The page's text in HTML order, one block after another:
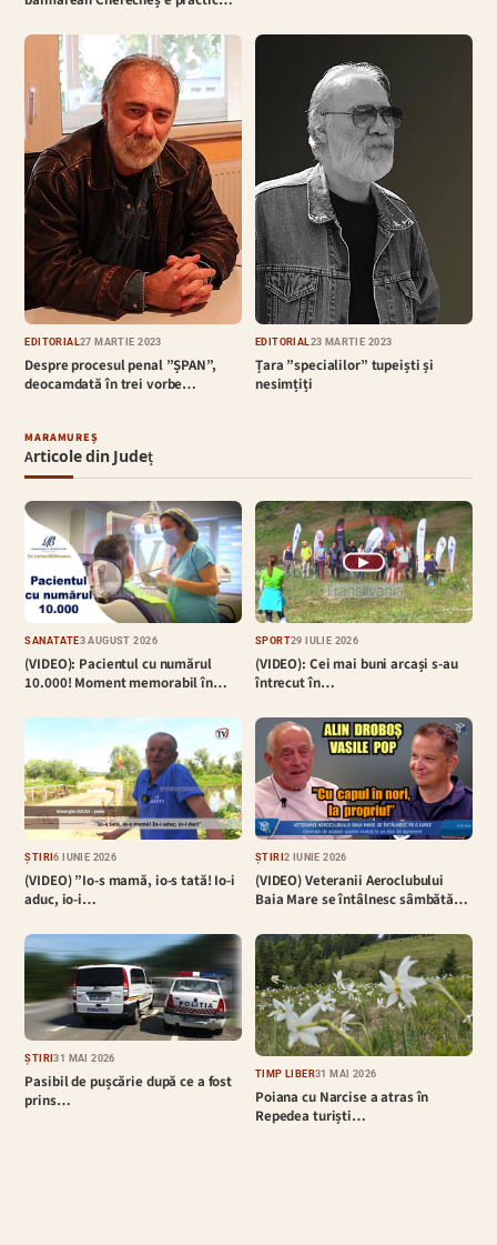
EDITORIAL27 MARTIE 2023
Despre procesul penal ”ȘPAN”,
deocamdată în trei vorbe…
EDITORIAL23 MARTIE 2023
Țara ”specialilor” tupeiști și
nesimțiți
MARAMUREȘ
Articole din Județ
SĂNĂTATE3 AUGUST 2026
(VIDEO): Pacientul cu numărul
10.000! Moment memorabil în…
▶
SPORT29 IULIE 2026
(VIDEO): Cei mai buni arcași s-au
întrecut în…
ȘTIRI6 IUNIE 2026
(VIDEO) ”Io-s mamă, io-s tată! Io-i
aduc, io-i…
ȘTIRI2 IUNIE 2026
(VIDEO) Veteranii Aeroclubului
Baia Mare se întâlnesc sâmbătă…
ȘTIRI31 MAI 2026
Pasibil de pușcărie după ce a fost
prins…
TIMP LIBER31 MAI 2026
Poiana cu Narcise a atras în
Repedea turiști…